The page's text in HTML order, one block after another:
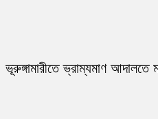
ভূরুঙ্গামারীতে ভ্রাম্যমাণ আদালতে